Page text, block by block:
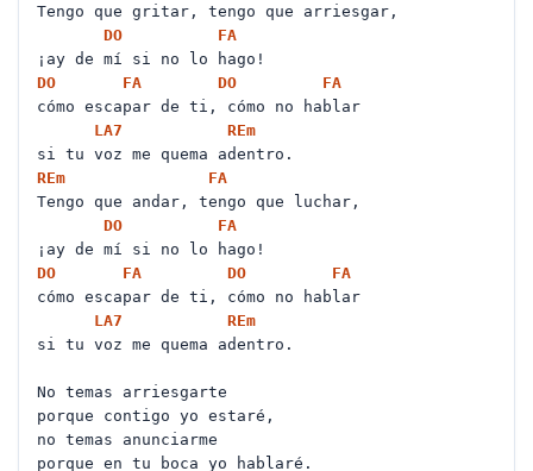
Tengo que gritar, tengo que arriesgar,
DO
FA
¡ay de mí si no lo hago!
DO
FA DO
FA
cómo escapar de ti, cómo no hablar
LA7 REm
si tu voz me quema adentro.
REm
FA
Tengo que andar, tengo que luchar,
DO
FA
¡ay de mí si no lo hago!
DO
FA DO
FA
cómo escapar de ti, cómo no hablar
LA7 REm
si tu voz me quema adentro.
No temas arriesgarte
porque contigo yo estaré,
no temas anunciarme
porque en tu boca yo hablaré.